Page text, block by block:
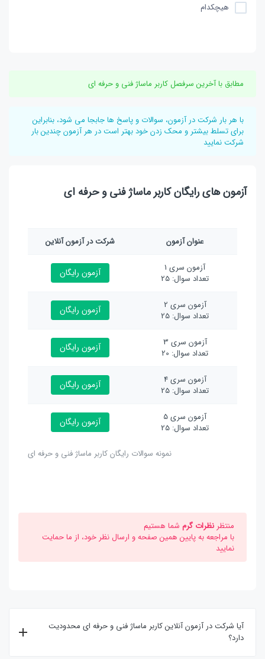
هیچكدام
مطابق با آخرین سرفصل کاربر ماساژ فنی و حرفه ای
با هر بار شرکت در آزمون، سوالات و پاسخ ها جابجا می شود، بنابراین
برای تسلط بیشتر و محک زدن خود بهتر است در هر آزمون چندین بار
شرکت نمایید
آزمون های رایگان کاربر ماساژ فنی و حرفه ای
عنوان آزمون شرکت در آزمون آنلاین
آزمون سری 1
تعداد سوال: 25
آزمون رایگان
آزمون سری 2
تعداد سوال: 25
آزمون رایگان
آزمون سری 3
تعداد سوال: 20
آزمون رایگان
آزمون سری 4
تعداد سوال: 25
آزمون رایگان
آزمون سری 5
تعداد سوال: 25
آزمون رایگان
نمونه سوالات رایگان کاربر ماساژ فنی و حرفه ای
منتظر نظرات گرم شما هستیم
با مراجعه به پایین همین صفحه و ارسال نظر خود، از ما حمایت
نمایید
آیا شرکت در آزمون آنلاین کاربر ماساژ فنی و حرفه ای محدودیت
دارد؟